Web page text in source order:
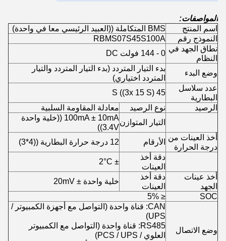
المواصفات:
اسم المنتج
BMS المتكاملة ((العبيد الرئيسي معا في واحدة)
النموذج رقم
RBMS07S45S100A
نطاق الجهد في
النظام
0 - 144 فولت DC
وضع البدء
بدء التيار المتردد (بدء التيار المتردد والتيار
المتردد اختياري)
عدد سلاسل
البطارية
45 S ((3x 15 S)
الرصيد
نوع الرصيد
معادلة المقاومة السلبية
التيار المتوازن
100mA ± 10mA ((خلية واحدة
3.4V))
أخذ العينات من
درجة الحرارة
الأرقام
12 درجة حرارة البطارية ((4*3)
دقة أخذ
العينات
± 2°C
أخذ عينات
الجهد
دقة أخذ
العينات
خلية واحدة ± 20mV
SOC
≤ 5%
وضع الاتصال
CAN: قناة واحدة (التواصل مع أجهزة الكمبيوتر /
UPS)
RS485: قناة واحدة (التواصل مع الكمبيوتر
العلوي / PCS / UPS)